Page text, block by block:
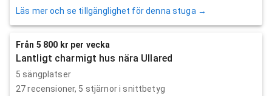
Läs mer och se tillgänglighet för denna stuga →
Från 5 800 kr per vecka
Lantligt charmigt hus nära Ullared
5 sängplatser
27recensioner, 5 stjärnor i snittbetyg